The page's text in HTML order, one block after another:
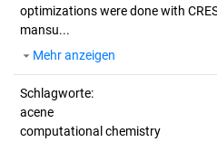
optimizations were done with
mansu...
Mehr anzeigen
Schlagworte:
acene
computational chemistry